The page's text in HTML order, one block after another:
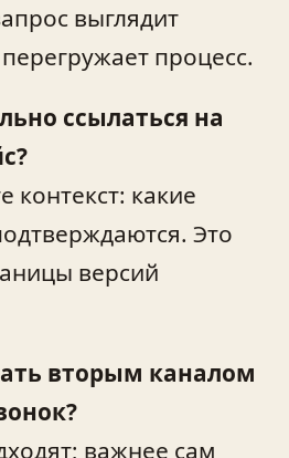
выглядит
процесс.
ссылаться на
контекст: какие
Это
версий
вторым каналом
важнее сам